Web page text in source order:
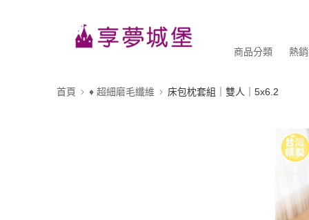
商品分類 熱
首頁 ♦ 超細磨毛纖維 床包枕套組｜雙人｜5x6.2